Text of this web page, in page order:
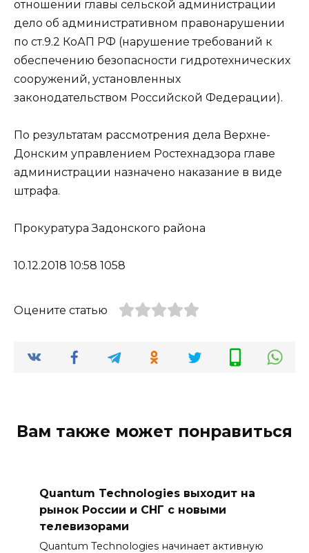
отношении главы сельской администрации
дело об административном правонарушении
по ст.9.2 КоАП РФ (нарушение требований к
обеспечению безопасности гидротехнических
сооружений, установленных
законодательством Российской Федерации).
По результатам рассмотрения дела Верхне-
Донским управлением Ростехнадзора главе
администрации назначено наказание в виде
штрафа.
Прокуратура Задонского района
10.12.2018 10:58 1058
Оцените статью
Вам также может понравиться
Quantum Technologies выходит на
рынок России и СНГ с новыми
телевизорами
Quantum Technologies начинает активную